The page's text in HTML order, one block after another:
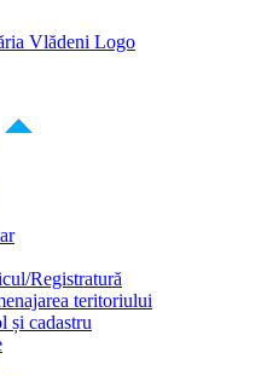
Registratură
teritoriului
și cadastru